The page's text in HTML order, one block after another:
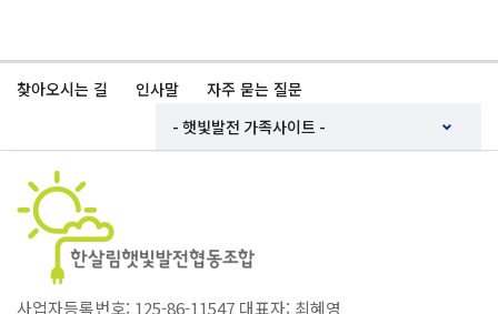
찾아오시는 길 인사말 자주 묻는 질문
사업자등록번호: 125-86-11547 대표자: 최혜영